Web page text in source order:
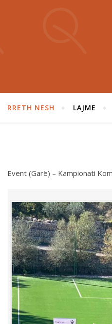
RRETH NESH LAJME
Event (Garë) – Kampionati